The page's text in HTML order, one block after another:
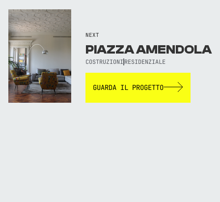
NEXT
PIAZZA AMENDOLA
COSTRUZIONI RESIDENZIALE
GUARDA IL PROGETTO